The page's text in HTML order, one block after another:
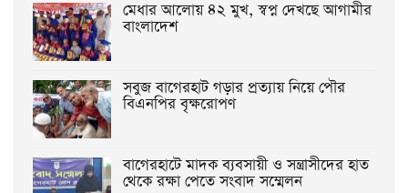
মেধার আলোয় ৪২ মুখ, স্বপ্ন দেখছে আগামীর
বাংলাদেশ
সবুজ বাগেরহাট গড়ার প্রত্যায় নিয়ে পৌর
বিএনপির বৃক্ষরোপণ
বাগেরহাটে মাদক ব্যবসায়ী ও সন্ত্রাসীদের হাত
থেকে রক্ষা পেতে সংবাদ সম্মেলন